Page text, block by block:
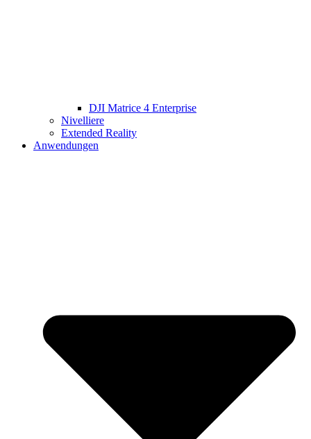
DJI Matrice 4 Enterprise
Nivelliere
Extended Reality
Anwendungen